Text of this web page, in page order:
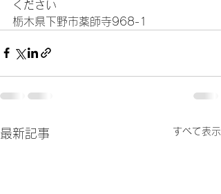
ください
栃木県下野市薬師寺968-1
最新記事 すべて表示